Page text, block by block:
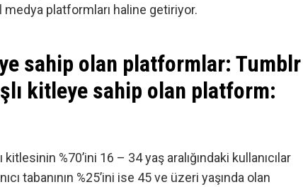
platformları haline getiriyor.
sahip olan platformlar: Tumblr
kitleye sahip olan platform:
%70’ini 16 – 34 yaş aralığındaki kullanıcılar
tabanının %25’ini ise 45 ve üzeri yaşında olan